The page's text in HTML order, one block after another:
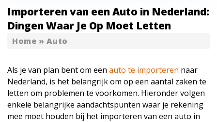
Importeren van een Auto in Nederland:
Dingen Waar Je Op Moet Letten
Home » Auto
Als je van plan bent om een auto te importeren naar
Nederland, is het belangrijk om op een aantal zaken te
letten om problemen te voorkomen. Hieronder volgen
enkele belangrijke aandachtspunten waar je rekening
mee moet houden bij het importeren van een auto in